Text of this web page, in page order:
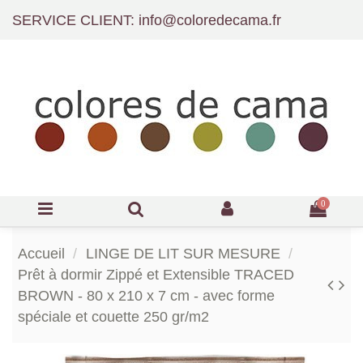
SERVICE CLIENT: info@coloredecama.fr
0
Accueil
LINGE DE LIT SUR MESURE
Prêt à dormir Zippé et Extensible TRACED
BROWN - 80 x 210 x 7 cm - avec forme
spéciale et couette 250 gr/m2